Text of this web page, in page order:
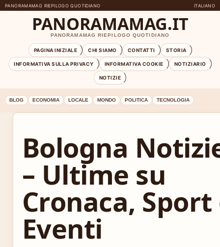
PANORAMAMAG RIEPILOGO QUOTIDIANO ITALIANO
PANORAMAMAG.IT
PANORAMAMAG RIEPILOGO QUOTIDIANO
PAGINA INIZIALE CHI SIAMO CONTATTI STORIA
INFORMATIVA SULLA PRIVACY INFORMATIVA COOKIE NOTIZIARIO
NOTIZIE
BLOG ECONOMIA LOCALE MONDO POLITICA TECNOLOGIA
Bologna
– Ultime su
Cronaca, Sport
Eventi